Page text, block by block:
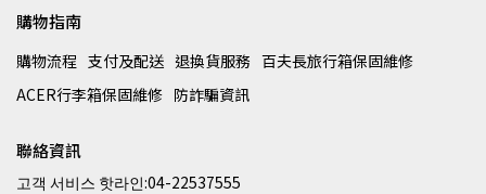
購物指南
購物流程 支付及配送 退換貨服務 百夫長旅行箱保固維修
ACER行李箱保固維修 防詐騙資訊
聯絡資訊
고객 서비스 핫라인:04-22537555